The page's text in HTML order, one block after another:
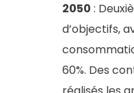
2050 :
d’objectifs,
60%. Des